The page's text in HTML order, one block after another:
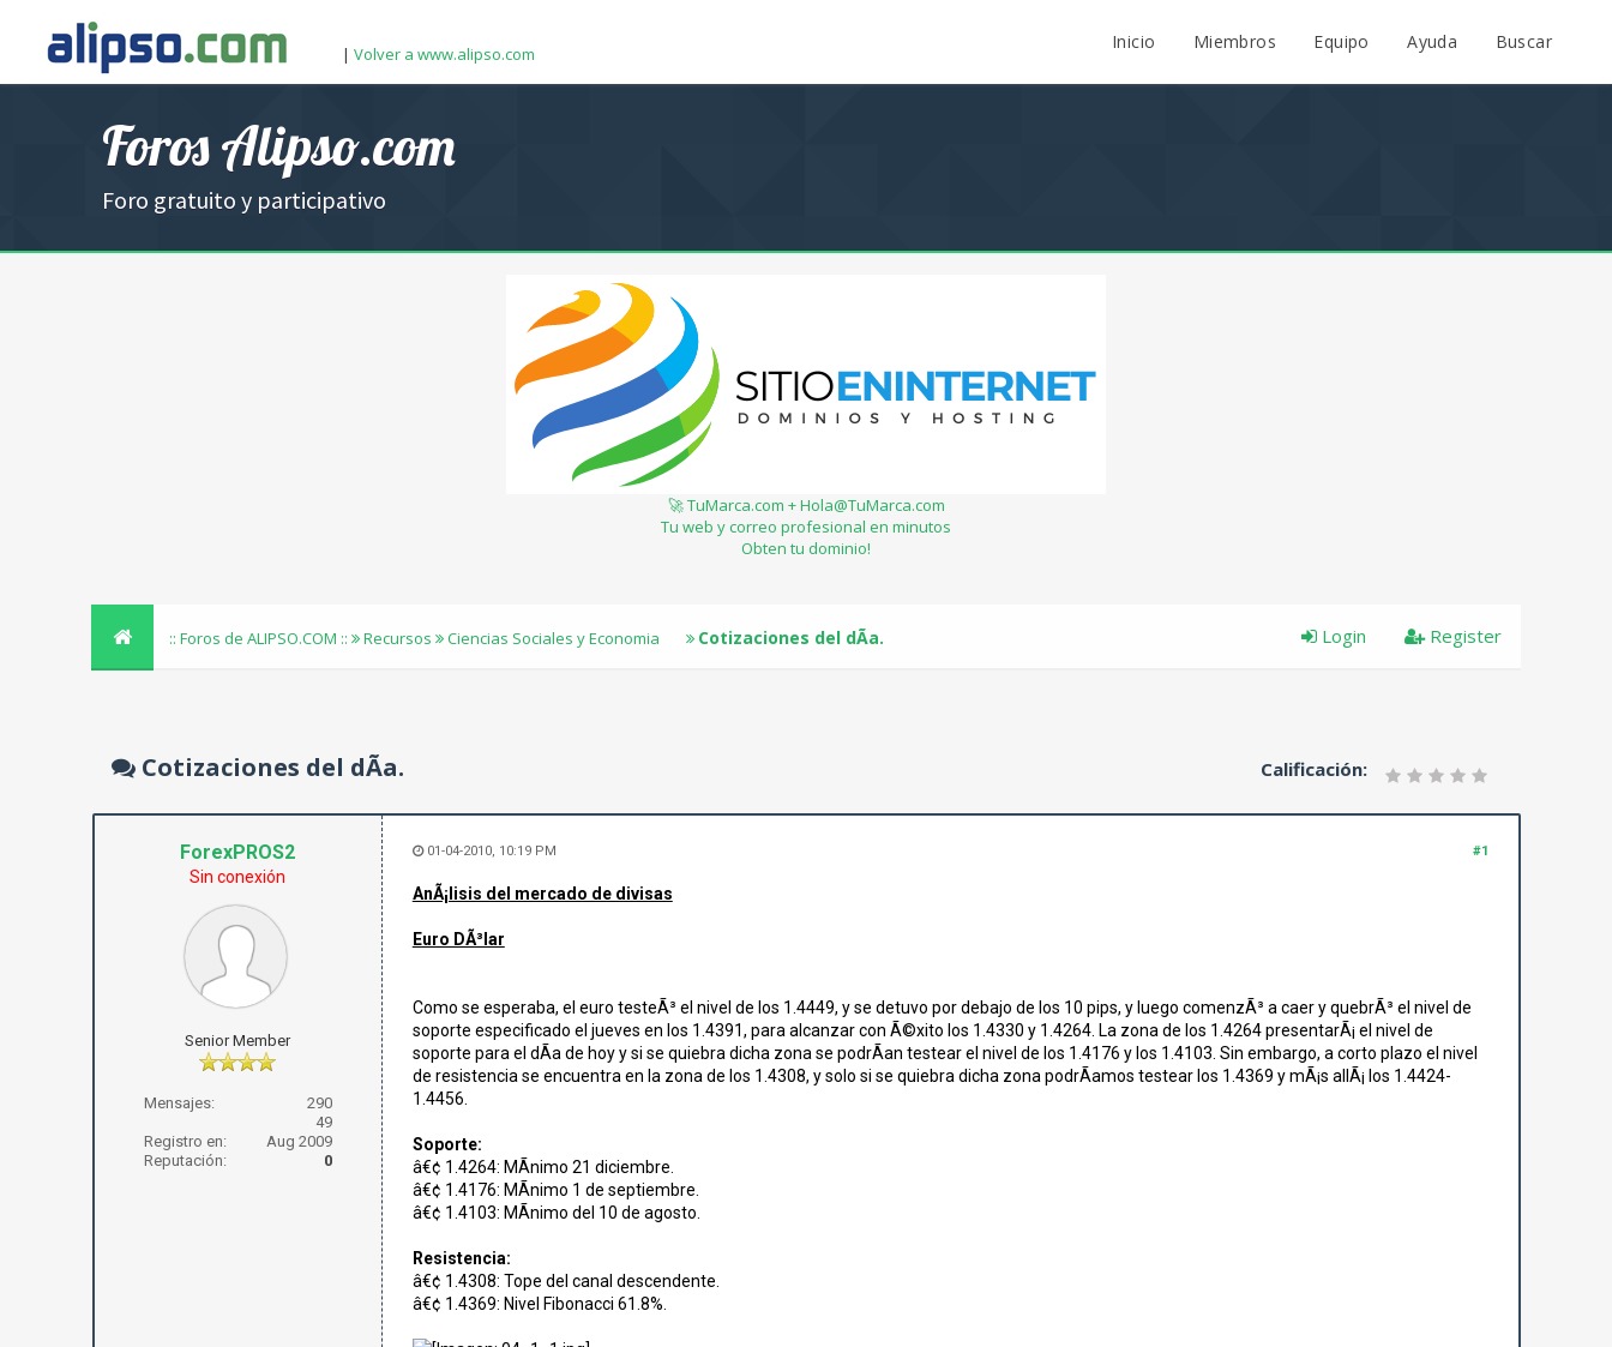
| Volver a www.alipso.com
Inicio Miembros Equipo Ayuda Buscar
Foros Alipso.com
Foro gratuito y participativo
🚀 TuMarca.com + Hola@TuMarca.com
Tu web y correo profesional en minutos
Obten tu dominio!
:: Foros de ALIPSO.COM :: Recursos Ciencias Sociales y Economia Cotizaciones del dÃ­a. Register
Login
Calificación:
Cotizaciones del dÃ­a.
ForexPROS2
Sin conexión
Senior Member
Mensajes:
290
49
Registro en:
Aug 2009
Reputación:
0
#1
01-04-2010, 10:19 PM
AnÃ¡lisis del mercado de divisas
Euro DÃ³lar
Como se esperaba, el euro testeÃ³ el nivel de los 1.4449, y se detuvo por debajo de los 10 pips, y luego comenzÃ³ a caer y quebrÃ³ el nivel de
soporte especificado el jueves en los 1.4391, para alcanzar con Ã©xito los 1.4330 y 1.4264. La zona de los 1.4264 presentarÃ¡ el nivel de
soporte para el dÃ­a de hoy y si se quiebra dicha zona se podrÃ­an testear el nivel de los 1.4176 y los 1.4103. Sin embargo, a corto plazo el nivel
de resistencia se encuentra en la zona de los 1.4308, y solo si se quiebra dicha zona podrÃ­amos testear los 1.4369 y mÃ¡s allÃ¡ los 1.4424-
1.4456.
Soporte:
â€¢ 1.4264: MÃ­nimo 21 diciembre.
â€¢ 1.4176: MÃ­nimo 1 de septiembre.
â€¢ 1.4103: MÃ­nimo del 10 de agosto.
Resistencia:
â€¢ 1.4308: Tope del canal descendente.
â€¢ 1.4369: Nivel Fibonacci 61.8%.